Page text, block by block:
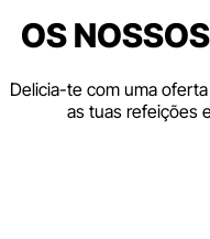
OS
Delicia-te com uma
as tuas refeições